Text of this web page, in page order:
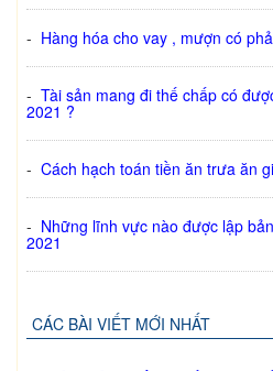
- Hàng hóa cho vay , mượn có
- Tài sản mang đi thế chấp có
2021 ?
- Cách hạch toán tiền ăn trưa ăn
- Những lĩnh vực nào được lập
2021
CÁC BÀI VIẾT MỚI NHẤT